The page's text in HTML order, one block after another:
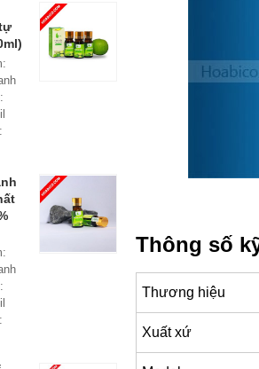
Thông số
Thương hiệu
Xuất xứ